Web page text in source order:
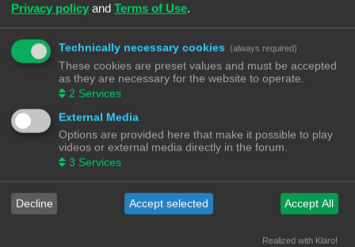
canbus (Ebb42/U2C) opgelost probleem
Geplaatst inKlipper
Forum onderhoud afgerond 08/09/24
phppbb update 3.3.13
Laatste bericht door Ch3vr0n «08/09/24, 13:06
Geplaatst in Forum Feedback
Laatste bericht doorJansC
Geplaatst in
Moeilijk filament (qua bed adhesie)
Laatste bericht door
ROG STRIX Scope DELUXE RGB Toetsenbord
Laatste bericht door Ch3vr0n « 12/08/24, 21:04
Geplaatst in
Te koop: Vraag en Aanbod
Privacy policy and Terms of Use.
Technically necessary cookies (always required)
These cookies are preset values and must be accepted
as they are necessary for the website to operate.
2 Services
External Media
Options are provided here that make it possible to play
videos or external media directly in the forum.
3 Services
Decline Accept selected Accept All
Realized with Klaro!